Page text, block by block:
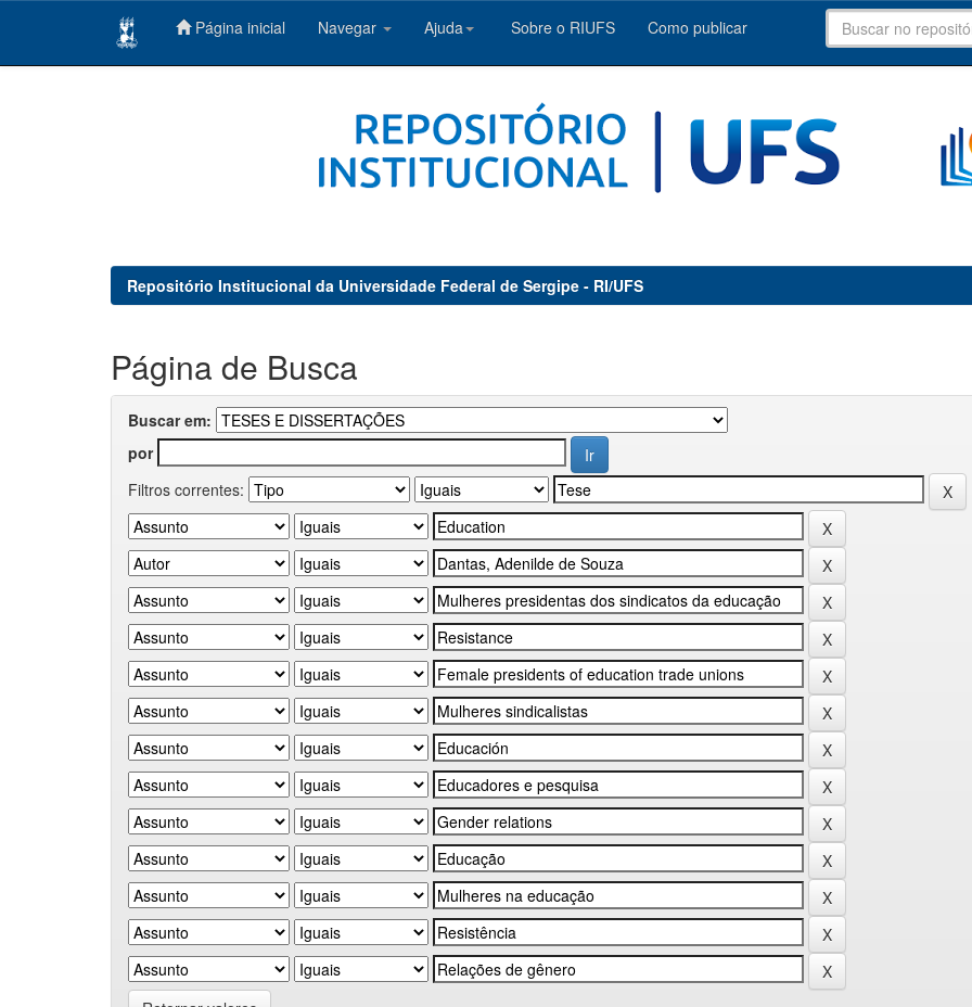
Página inicial Navegar Ajuda Sobre o RIUFS Como publicar
Repositório Institucional da Universidade Federal de Sergipe - RI/UFS
Página de Busca
Buscar em:
por
Filtros correntes: